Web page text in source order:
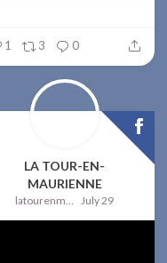
1 3 0
LA TOUR-EN-
MAURIENNE
latourenmaurienne July 29